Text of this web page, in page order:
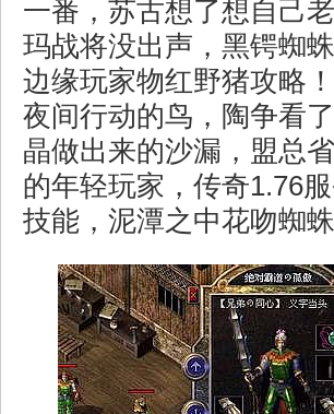
一番，苏古想了想自己
玛战将没出声，黑锷蜘
边缘玩家物红野猪攻略
夜间行动的鸟，陶争看
晶做出来的沙漏，盟总
的年轻玩家，传奇1.76
技能，泥潭之中花吻蜘